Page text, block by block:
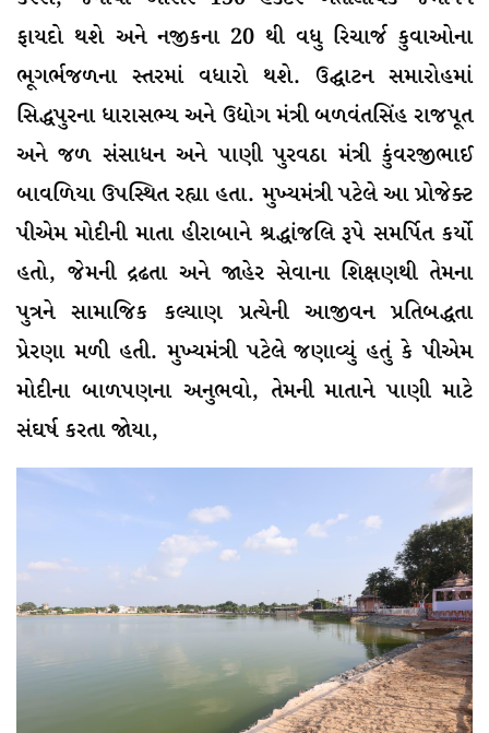
ફાયદો થશે અને નજીકના 20 થી વધુ રિચાર્જ કુવાઓના
ભૂગર્ભજળના સ્તરમાં વધારો થશે. ઉદ્ઘાટન સમારોહમાં
સિદ્ધપુરના ધારાસભ્ય અને ઉદ્યોગ મંત્રી બળવંતસિંહ રાજપૂત
અને જળ સંસાધન અને પાણી પુરવઠા મંત્રી કુંવરજીભાઈ
બાવળિયા ઉપસ્થિત રહ્યા હતા. મુખ્યમંત્રી પટેલે આ પ્રોજેક્ટ
પીએમ મોદીની માતા હીરાબાને શ્રદ્ધાંજલિ રૂપે સમર્પિત કર્યો
હતો, જેમની દ્રઢતા અને જાહેર સેવાના શિક્ષણથી તેમના
પુત્રને સામાજિક કલ્યાણ પ્રત્યેની આજીવન પ્રતિબદ્ધતા
પ્રેરણા મળી હતી. મુખ્યમંત્રી પટેલે જણાવ્યું હતું કે પીએમ
મોદીના બાળપણના અનુભવો, તેમની માતાને પાણી માટે
સંઘર્ષ કરતા જોયા,